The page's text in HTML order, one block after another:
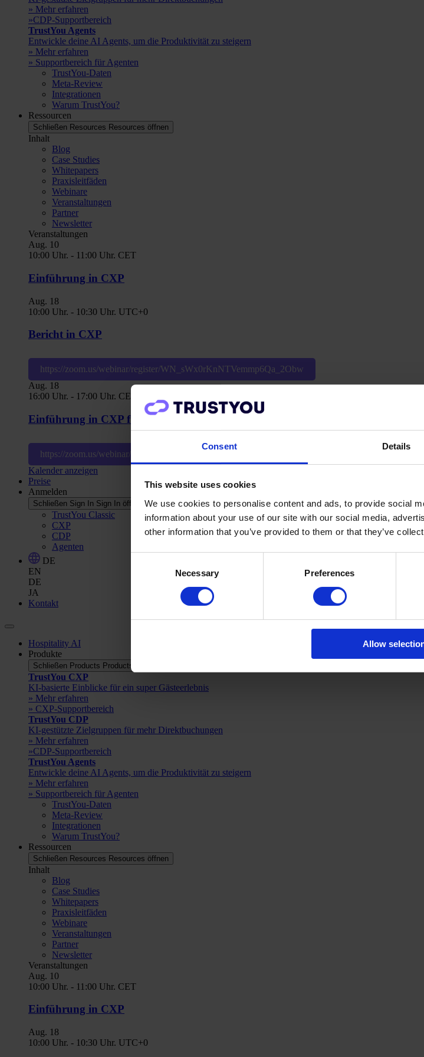
Consent Details
This website uses cookies
We use cookies to personalise content and ads, to provide social
information about your use of our site with our social media,
other information that you’ve provided to them or that they’ve
Necessary Preferences
Allow
» Mehr erfahren
»CDP-Supportbereich
TrustYou Agents
Entwickle deine AI Agents, um die Produktivität zu steigern
» Mehr erfahren
» Supportbereich für Agenten
TrustYou-Daten
Meta-Review
Integrationen
Warum TrustYou?
Ressourcen
Schließen Resources Resources öffnen
Inhalt
Blog
Case Studies
Whitepapers
Praxisleitfäden
Webinare
Veranstaltungen
Partner
Newsletter
Veranstaltungen
Aug. 10
10:00 Uhr. - 11:00 Uhr. CET
Einführung in CXP
Aug. 18
10:00 Uhr. - 10:30 Uhr. UTC+0
Bericht in CXP
https://zoom.us/webinar/register/WN_sWx0rKnNTVemmp6Qa_2Obw
Aug. 18
16:00 Uhr. - 17:00 Uhr. CET
Einführung in CXP für Hotelnutzer
https://zoom.us/webinar/register/WN_0ld_afR1SJ6cBytzWsi0WA
Kalender anzeigen
Preise
Anmelden
Schließen Sign In Sign In öffnen
TrustYou Classic
CXP
CDP
Agenten
DE
EN
DE
JA
Kontakt
Hospitality AI
Produkte
Schließen Products Products öffnen
TrustYou CXP
KI-basierte Einblicke für ein super Gästeerlebnis
» Mehr erfahren
» CXP-Supportbereich
TrustYou CDP
KI-gestützte Zielgruppen für mehr Direktbuchungen
» Mehr erfahren
»CDP-Supportbereich
TrustYou Agents
Entwickle deine AI Agents, um die Produktivität zu steigern
» Mehr erfahren
» Supportbereich für Agenten
TrustYou-Daten
Meta-Review
Integrationen
Warum TrustYou?
Ressourcen
Schließen Resources Resources öffnen
Inhalt
Blog
Case Studies
Whitepapers
Praxisleitfäden
Webinare
Veranstaltungen
Partner
Newsletter
Veranstaltungen
Aug. 10
10:00 Uhr. - 11:00 Uhr. CET
Einführung in CXP
Aug. 18
10:00 Uhr. - 10:30 Uhr. UTC+0